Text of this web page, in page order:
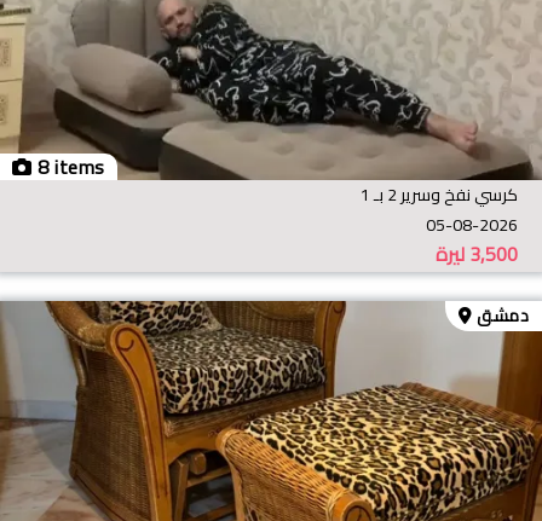
8 items
كرسي نفخ وسرير 2 بـ 1
05-08-2026
ليرة3,500
دمشق